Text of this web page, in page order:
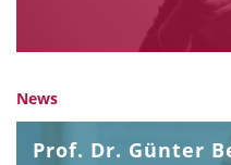
News
Prof. Dr. Günter